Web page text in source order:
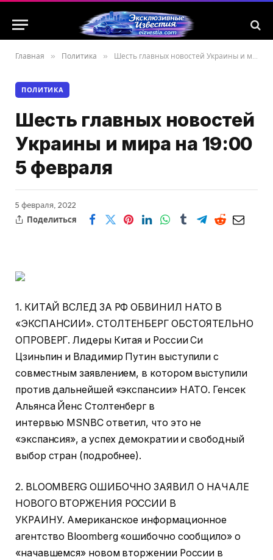
Главная » Политика » Шесть главных новостей Украины и мира на 19:00 5 февраля
ПОЛИТИКА
Шесть главных новостей
Украины и мира на 19:00
5 февраля
5 февраля, 2022
Поделиться
1. КИТАЙ ВСЛЕД ЗА РФ ОБВИНИЛ НАТО В
«ЭКСПАНСИИ». СТОЛТЕНБЕРГ ОБСТОЯТЕЛЬНО
ОПРОВЕРГ. Лидеры Китая и России Си
Цзиньпин и Владимир Путин выступили с
совместным заявлением, в котором выступили
против дальнейшей «экспансии» НАТО. Генсек
Альянса Йенс Столтенберг в
интервью MSNBC ответил, что это не
«экспансия», а успех демократии и свободный
выбор стран (подробнее).
2. BLOOMBERG ОШИБОЧНО ЗАЯВИЛ О НАЧАЛЕ
НОВОГО ВТОРЖЕНИЯ РОССИИ В
УКРАИНУ. Американское информационное
агентство Bloomberg «ошибочно сообщило» о
«начавшемся» новом вторжении России в